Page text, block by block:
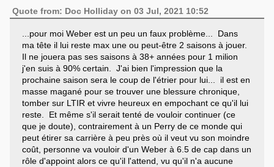
Quote from: Doc Holliday on 03 Jul, 2021 10:52
...pour moi Weber est un peu un faux problème... Dans
ma tête il lui reste max une ou peut-être 2 saisons à jouer.
Il ne jouera pas ses saisons à 38+ années pour 1 milion
j'en suis à 90% certain. J'ai bien l'impression que la
prochaine saison sera le coup de l'étrier pour lui... il est en
masse magané pour se trouver une blessure chronique,
tomber sur LTIR et vivre heureux en empochant ce qu'il lui
reste. Et même s'il serait tenté de vouloir continuer (ce
que je doute), contrairement à un Perry de ce monde qui
peut étirer sa carrière à peu près où il veut vu son moindre
coût, personne va vouloir d'un Weber à 6.5 de cap dans un
rôle d'appoint alors ce qu'il l'attend, vu qu'il n'a aucune